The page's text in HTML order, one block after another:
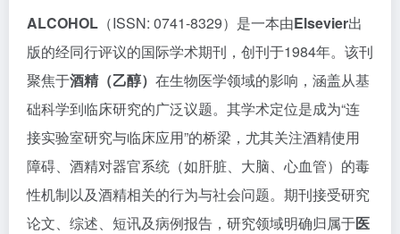
ALCOHOL （ISSN: 0741-8329）是一本由Elsevier出
版的经同行评议的国际学术期刊，创刊于1984年。该刊
聚焦于酒精（乙醇） 在生物医学领域的影响，涵盖从基
础科学到临床研究的广泛议题。其学术定位是成为“连
接实验室研究与临床应用”的桥梁，尤其关注酒精使用
障碍、酒精对器官系统（如肝脏、大脑、心血管）的毒
性机制以及酒精相关的行为与社会问题。期刊接受研究
论文、综述、短讯及病例报告，研究领域明确归属于医